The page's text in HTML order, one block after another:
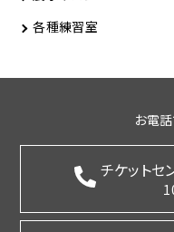
各種練習室
お電
チケット